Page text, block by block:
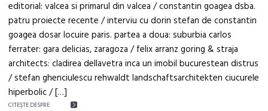
editorial: valcea si primarul din valcea / constantin goagea dsba.
patru proiecte recente / interviu cu dorin stefan de constantin
goagea dosar locuire paris. partea a doua: suburbia carlos
ferrater: gara delicias, zaragoza / felix arranz goring & straja
architects: cladirea dellavetra inca un imobil bucurestean distrus
/ stefan ghenciulescu rehwaldt landschaftsarchitekten ciucurele
hiperbolic / […]
CITEŞTE DESPRE